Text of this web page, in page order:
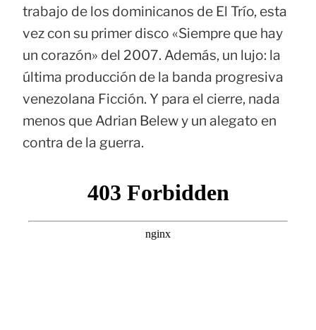
trabajo de los dominicanos de El Trío, esta
vez con su primer disco «Siempre que hay
un corazón» del 2007. Además, un lujo: la
última producción de la banda progresiva
venezolana Ficción. Y para el cierre, nada
menos que Adrian Belew y un alegato en
contra de la guerra.